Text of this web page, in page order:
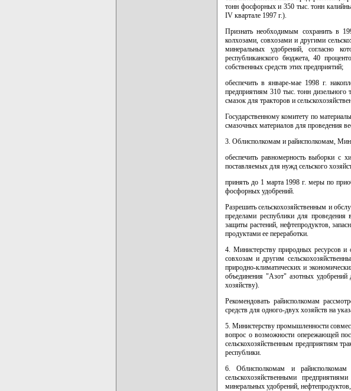
тонн фосфорных и 350 тыс. тонн
IV квартале 1997 г.).
Признать необходимым сохранить в
колхозами, совхозами и другими
минеральных удобрений, согласно
республиканского бюджета, 40
собственных средств этих предприятий;
обеспечить в январе-мае 1998 г.
предприятиям 310 тыс. тонн дизельного
смазок для тракторов и
Государственному комитету по
смазочных материалов для проведения
3. Облисполкомам и райисполкомам,
обеспечить равномерность выборки с
поставляемых для нужд сельского
принять до 1 марта 1998 г. меры по
фосфорных удобрений.
Разрешить сельскохозяйственным и
пределами республики для
защиты растений, нефтепродуктов,
продуктами ее переработки.
4. Министерству природных ресурсов
совхозам и другим
природно-климатических и
объединения "Азот" азотных
хозяйству).
Рекомендовать райисполкомам
средств для одного-двух хозяйств на
5. Министерству промышленности
вопрос о возможности опережающей
сельскохозяйственным предприятиям
республики.
6. Облисполкомам и
сельскохозяйственными
минеральных удобрений, нефтепродуктов,